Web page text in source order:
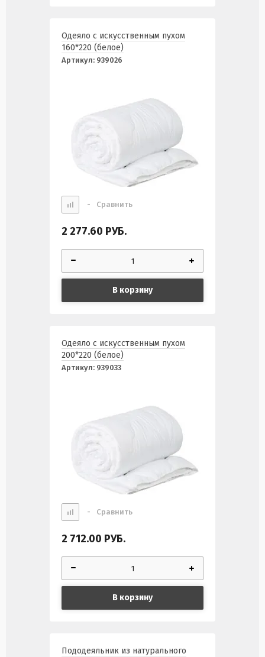
Одеяло с искусственным пухом
160*220 (белое)
Артикул: 939026
- Сравнить
2 277.60 РУБ.
В корзину
Одеяло с искусственным пухом
200*220 (белое)
Артикул: 939033
- Сравнить
2 712.00 РУБ.
В корзину
Пододеяльник из натурального